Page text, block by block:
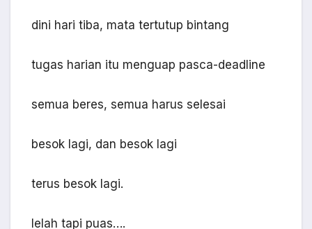
dini hari tiba, mata tertutup bintang
tugas harian itu menguap pasca-deadline
semua beres, semua harus selesai
besok lagi, dan besok lagi
terus besok lagi.
lelah tapi puas….